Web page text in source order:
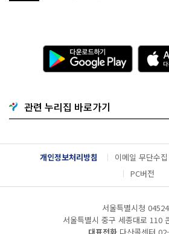
다
운
로
기
G
o
g
l
e
관련 누리집 바로가기
개인정보처리방침 이메일 무단수
PC버전
서울특별시청 04524
서울특별시 중구 세종대로 110
대표전화 다산콜센터